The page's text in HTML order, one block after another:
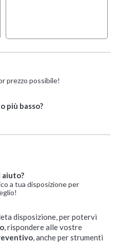
prezzo possibile!
più basso?
aiuto?
a tua disposizione per
disposizione, per potervi
, rispondere alle vostre
, anche per strumenti